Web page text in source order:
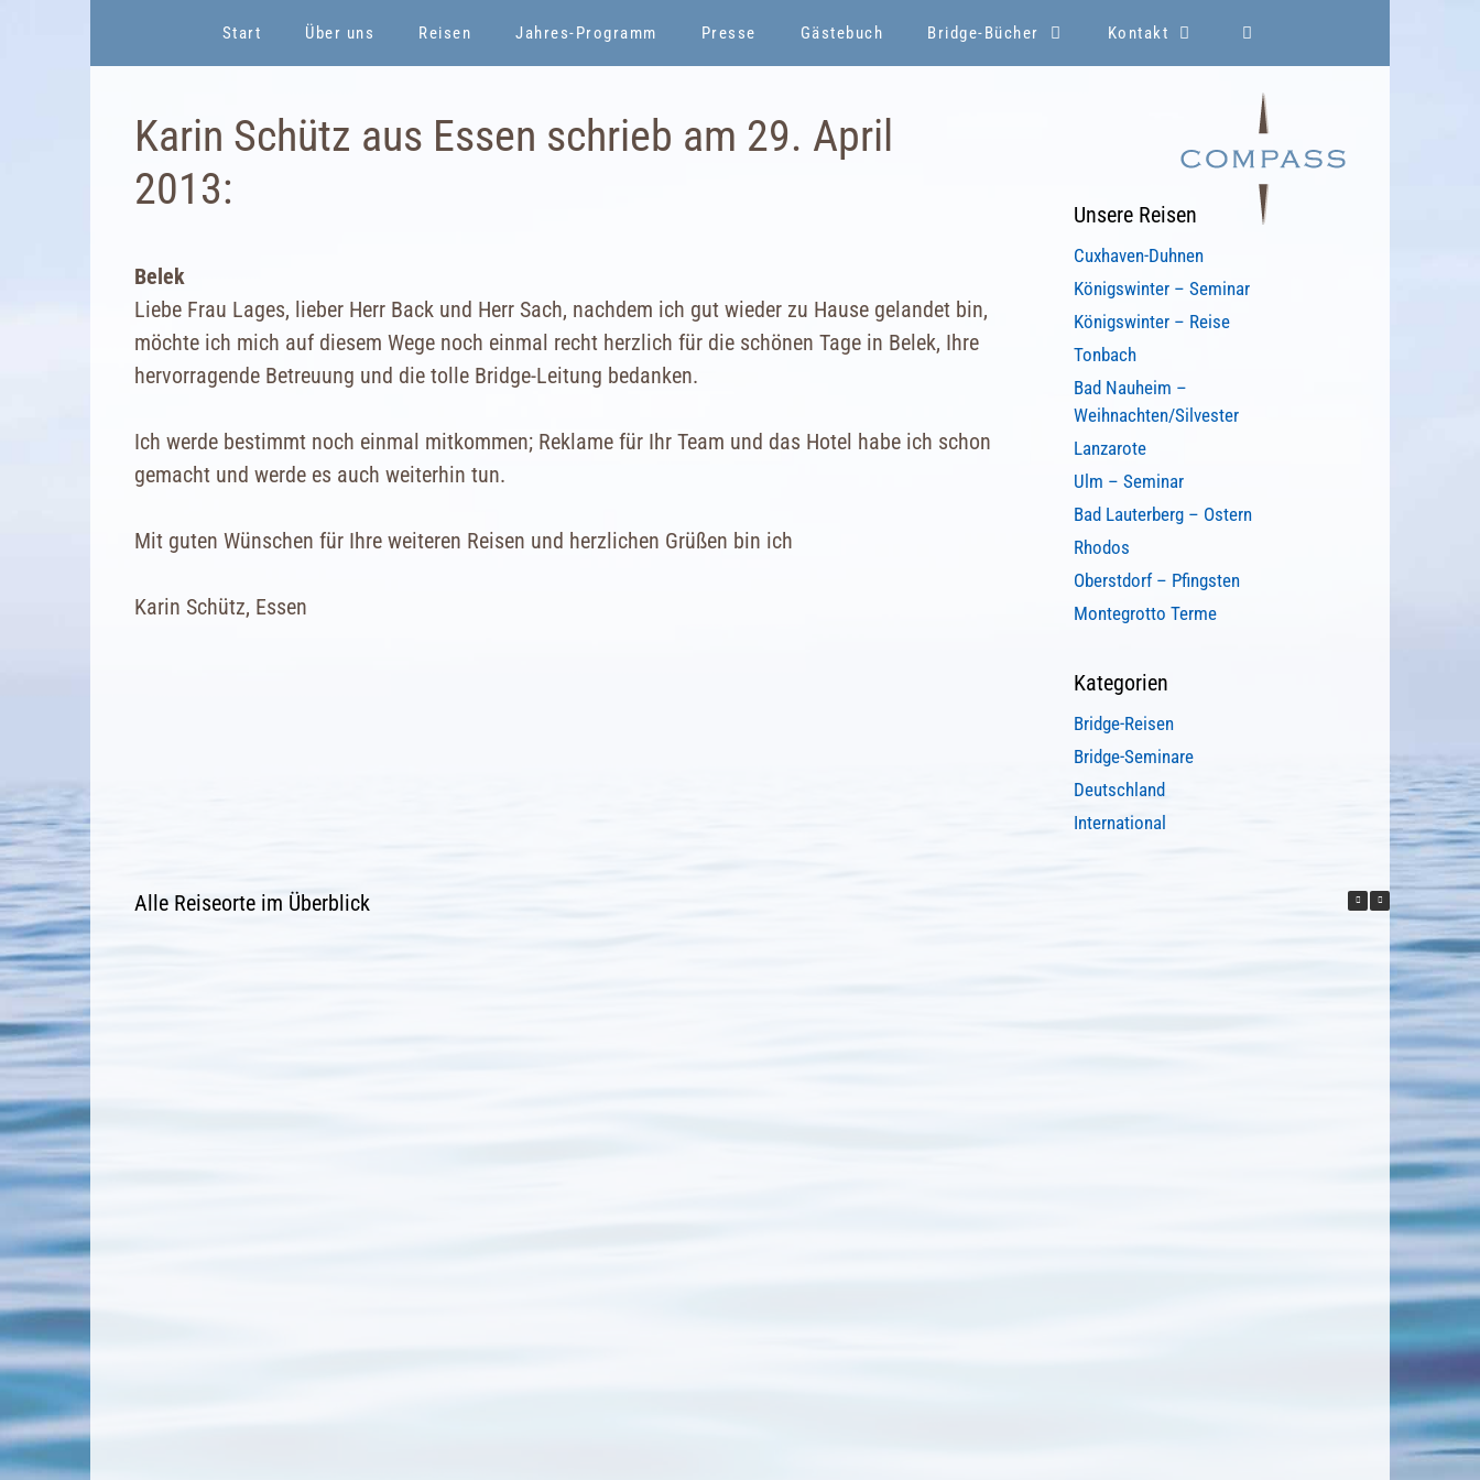
Start Über uns Reisen Jahres-Programm Presse Gästebuch Bridge-Bücher Kontakt
Karin Schütz aus Essen schrieb am 29. April
2013:
Belek
Liebe Frau Lages, lieber Herr Back und Herr Sach, nachdem ich gut wieder zu Hause gelandet bin,
möchte ich mich auf diesem Wege noch einmal recht herzlich für die schönen Tage in Belek, Ihre
hervorragende Betreuung und die tolle Bridge-Leitung bedanken.
Ich werde bestimmt noch einmal mitkommen; Reklame für Ihr Team und das Hotel habe ich schon
gemacht und werde es auch weiterhin tun.
Mit guten Wünschen für Ihre weiteren Reisen und herzlichen Grüßen bin ich
Karin Schütz, Essen
Unsere Reisen
Cuxhaven-Duhnen
Königswinter – Seminar
Königswinter – Reise
Tonbach
Bad Nauheim –
Weihnachten/Silvester
Lanzarote
Ulm – Seminar
Bad Lauterberg – Ostern
Rhodos
Oberstdorf – Pfingsten
Montegrotto Terme
Kategorien
Bridge-Reisen
Bridge-Seminare
Deutschland
International
Alle Reiseorte im Überblick